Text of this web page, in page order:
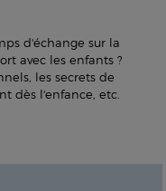
d'échange sur la
avec les enfants ?
les secrets de
dès l'enfance, etc.